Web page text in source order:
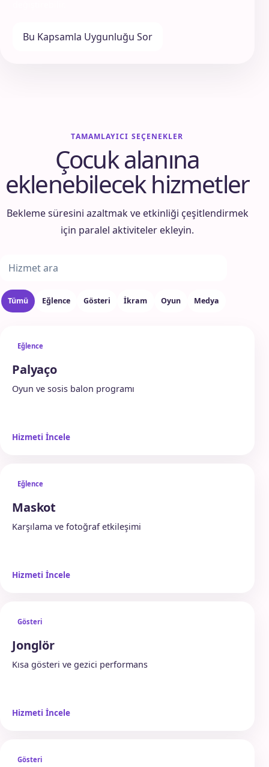
Bu Kapsamla Uygunluğu Sor
TAMAMLAYICI SEÇENEKLER
Çocuk alanına
eklenebilecek hizmetler
Bekleme süresini azaltmak ve etkinliği çeşitlendirmek
için paralel aktiviteler ekleyin.
Ek hizmet ara
Tümü Eğlence Gösteri İkram Oyun Medya
Eğlence
Palyaço
Oyun ve sosis balon programı
Hizmeti İncele
Eğlence
Maskot
Karşılama ve fotoğraf etkileşimi
Hizmeti İncele
Gösteri
Jonglör
Kısa gösteri ve gezici performans
Hizmeti İncele
Gösteri